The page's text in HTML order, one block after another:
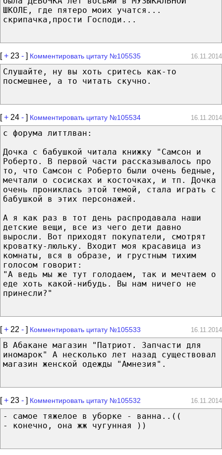
ШКОЛЕ, где пятеро моих учатся...
скрипачка,прости Господи...
[+ 23 - ] Комментировать цитату №105535 16.11.2014
Слушайте, ну вы хоть сритесь как-то
посмешнее, а то читать скучно.
[+ 24 - ] Комментировать цитату №105534 16.11.2014
с форума литтлван:
Дочка с бабушкой читала книжку "Самсон и
Роберто. В первой части рассказывалось про
то, что Самсон с Роберто были очень бедные,
мечтали о сосисках и косточках, и тп. Дочка
очень прониклась этой темой, стала играть с
бабушкой в этих персонажей.
А я как раз в тот день распродавала наши
детские вещи, все из чего дети давно
выросли. Вот приходят покупатели, смотрят
кроватку-люльку. Входит моя красавица из
комнаты, вся в образе, и грустным тихим
голосом говорит:
"А ведь мы же тут голодаем, так и мечтаем о
еде хоть какой-нибудь. Вы нам ничего не
принесли?"
[+ 22 - ] Комментировать цитату №105533 16.11.2014
В Абакане магазин "Патриот. Запчасти для
иномарок" А несколько лет назад существовал
магазин женской одежды "Амнезия".
[+ 23 - ] Комментировать цитату №105532 16.11.2014
- самое тяжелое в уборке - ванна..((
- конечно, она жж чугунная ))